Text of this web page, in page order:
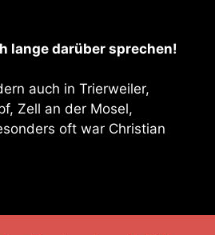
lange darüber sprechen!
auch in Trierweiler,
Zell an der Mosel,
oft war Christian